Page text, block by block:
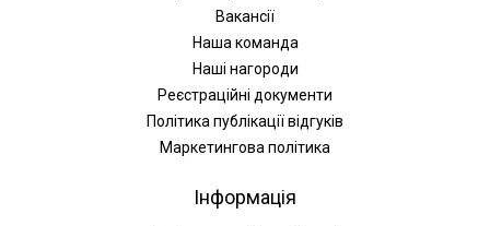
Вакансії
Наша команда
Наші нагороди
Реєстраційні документи
Політика публікації відгуків
Маркетингова політика
Інформація